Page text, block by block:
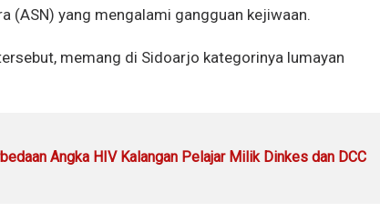
(ASN) yang mengalami gangguan kejiwaan.
memang di Sidoarjo kategorinya lumayan
Angka HIV Kalangan Pelajar Milik Dinkes dan DCC